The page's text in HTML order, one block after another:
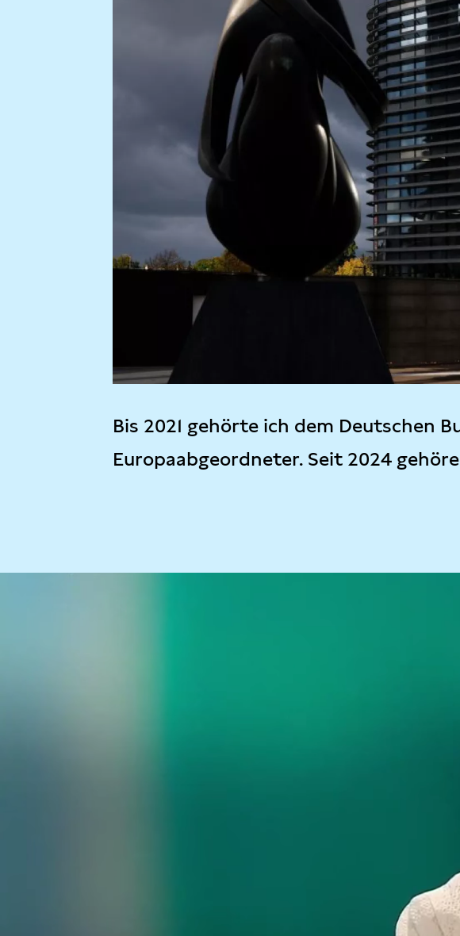
Bis 2021 gehörte ich dem Deutschen
Europaabgeordneter. Seit 2024